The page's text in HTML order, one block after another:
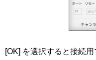
[OK] を選択すると接続